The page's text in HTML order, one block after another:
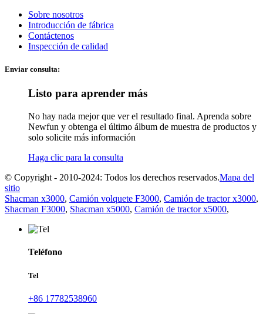
Sobre nosotros
Introducción de fábrica
Contáctenos
Inspección de calidad
Enviar consulta:
Listo para aprender más
No hay nada mejor que ver el resultado final. Aprenda sobre
Newfun y obtenga el último álbum de muestra de productos y
solo solicite más información
Haga clic para la consulta
© Copyright - 2010-2024: Todos los derechos reservados.Mapa del
sitio
Shacman x3000, Camión volquete F3000, Camión de tractor x3000,
Shacman F3000, Shacman x5000, Camión de tractor x5000,
Teléfono
Tel
+86 17782538960